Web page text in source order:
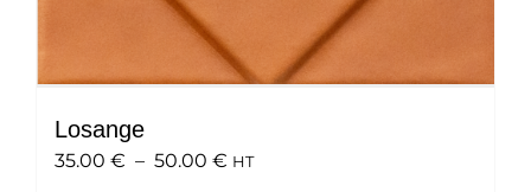
Losange
35.00 € – 50.00 € Plage
HT